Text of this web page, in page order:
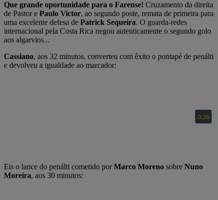
Que grande oportunidade para o Farense! Cruzamento da direita
de Pastor e Paulo Victor, ao segundo poste, remata de primeira para
uma excelente defesa de Patrick Sequeira. O guarda-redes
internacional pela Costa Rica negou autenticamente o segundo golo
aos algarvios...
Cassiano, aos 32 minutos, converteu com êxito o pontapé de penálti
e devolveu a igualdade ao marcador:
Eis o lance do penálti cometido porMarco Moreno sobre Nuno
Moreira, aos 30 minutos: